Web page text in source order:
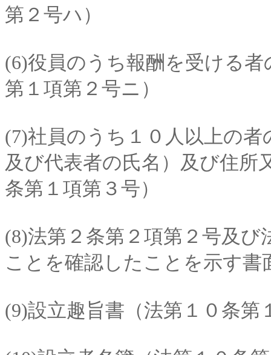
第２号ハ）
(6)役員のうち報酬を受ける
第１項第２号ニ）
(7)社員のうち１０人以上の
及び代表者の氏名）及び住所
条第１項第３号）
(8)法第２条第２項第２号及
ことを確認したことを示す書
(9)設立趣旨書（法第１０条第